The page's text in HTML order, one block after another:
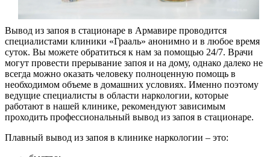
Вывод из запоя в стационаре в Армавире проводится
специалистами клиники «Грааль» анонимно и в любое время
суток. Вы можете обратиться к нам за помощью 24/7. Врачи
могут провести прерывание запоя и на дому, однако далеко не
всегда можно оказать человеку полноценную помощь в
необходимом объеме в домашних условиях. Именно поэтому
ведущие специалисты в области наркологии, которые
работают в нашей клинике, рекомендуют зависимым
проходить профессиональный вывод из запоя в стационаре.
Плавный вывод из запоя в клинике наркологии – это: